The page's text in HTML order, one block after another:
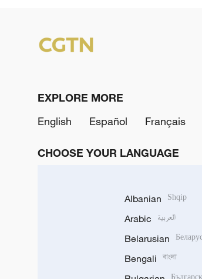
EXPLORE MORE
English
Español Français
CHOOSE YOUR LANGUAGE
Albanian Shqip
Arabic العربية
Belarusian
Bengali বাংলা